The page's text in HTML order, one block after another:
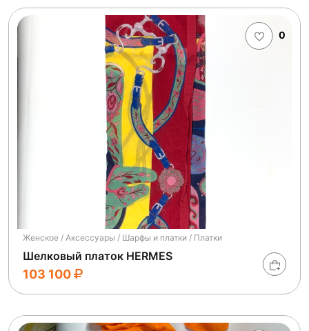
0
Женское / Аксессуары / Шарфы и платки / Платки
Шелковый платок HERMES
103 100